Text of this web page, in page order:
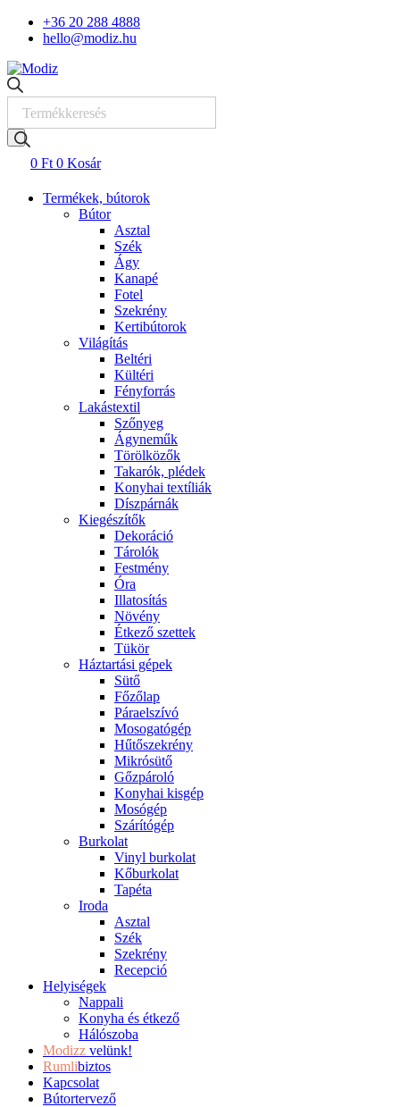
Skip
+36 20 288 4888
hello@modiz.hu
search
0 Ft 0 Kosár
Termékek, bútorok
Bútor
Asztal
Szék
Ágy
Kanapé
Fotel
Szekrény
Kertibútorok
Világítás
Beltéri
Kültéri
Fényforrás
Lakástextil
Szőnyeg
Ágyneműk
Törölközők
Takarók, plédek
Konyhai textíliák
Díszpárnák
Kiegészítők
Dekoráció
Tárolók
Festmény
Óra
Illatosítás
Növény
Étkező szettek
Tükör
Háztartási gépek
Sütő
Főzőlap
Páraelszívó
Mosogatógép
Hűtőszekrény
Mikrósütő
Gőzpároló
Konyhai kisgép
Mosógép
Szárítógép
Burkolat
Vinyl burkolat
Kőburkolat
Tapéta
Iroda
Asztal
Szék
Szekrény
Recepció
Helyiségek
Nappali
Konyha és étkező
Hálószoba
Modizz velünk!
Rumlibiztos
Kapcsolat
Bútortervező